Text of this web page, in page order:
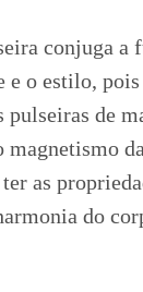
conjuga a
e o estilo,
de
magnetismo
as
do